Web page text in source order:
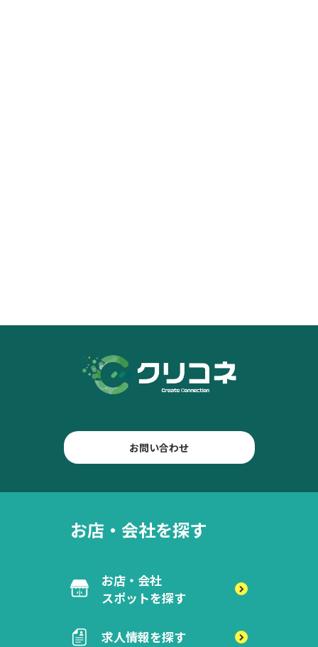
お問い合わせ
お店・会社を探す
お店・会社
スポットを探す
求人情報を探す